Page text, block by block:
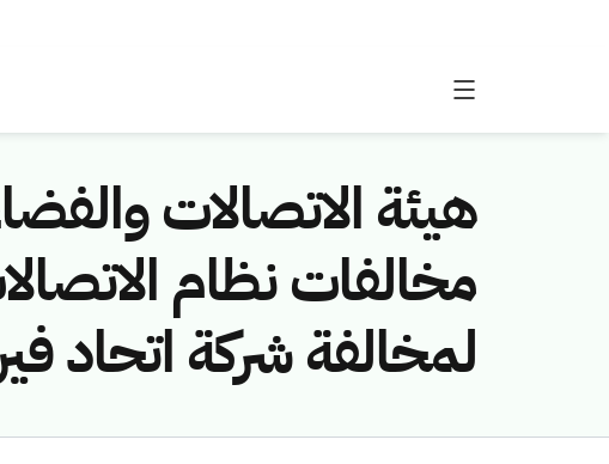
هيئة الاتصالات
لمخالفة شركة اتحاد